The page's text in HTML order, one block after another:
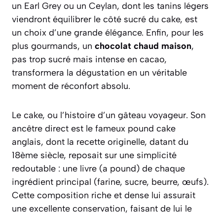
un Earl Grey ou un Ceylan, dont les tanins légers
viendront équilibrer le côté sucré du cake, est
un choix d’une grande élégance. Enfin, pour les
plus gourmands, un chocolat chaud maison,
pas trop sucré mais intense en cacao,
transformera la dégustation en un véritable
moment de réconfort absolu.
Le cake, ou l’histoire d’un gâteau voyageur. Son
ancêtre direct est le fameux pound cake
anglais, dont la recette originelle, datant du
18ème siècle, reposait sur une simplicité
redoutable : une livre (a pound) de chaque
ingrédient principal (farine, sucre, beurre, œufs).
Cette composition riche et dense lui assurait
une excellente conservation, faisant de lui le